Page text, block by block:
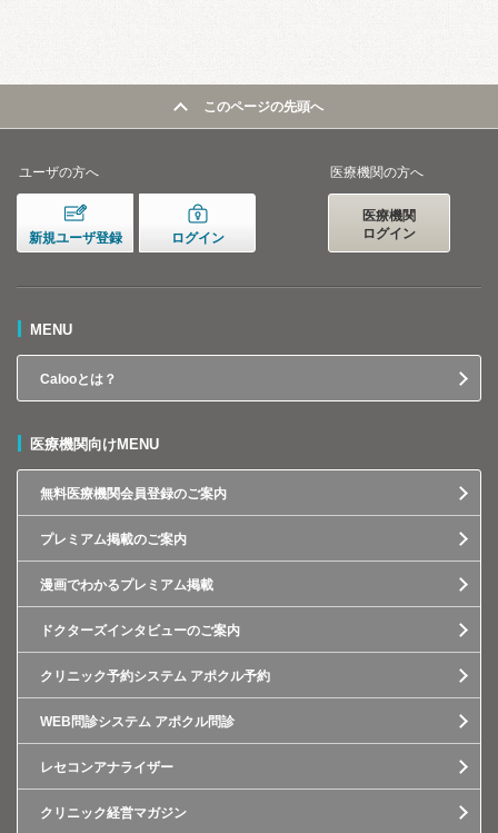
このページの先頭へ
ユーザの方へ
新規ユーザ登録 ログイン
医療機関の方へ
医療機関
ログイン
MENU
Calooとは？
医療機関向けMENU
無料医療機関会員登録のご案内
プレミアム掲載のご案内
漫画でわかるプレミアム掲載
ドクターズインタビューのご案内
クリニック予約システム アポクル予約
WEB問診システム アポクル問診
レセコンアナライザー
クリニック経営マガジン